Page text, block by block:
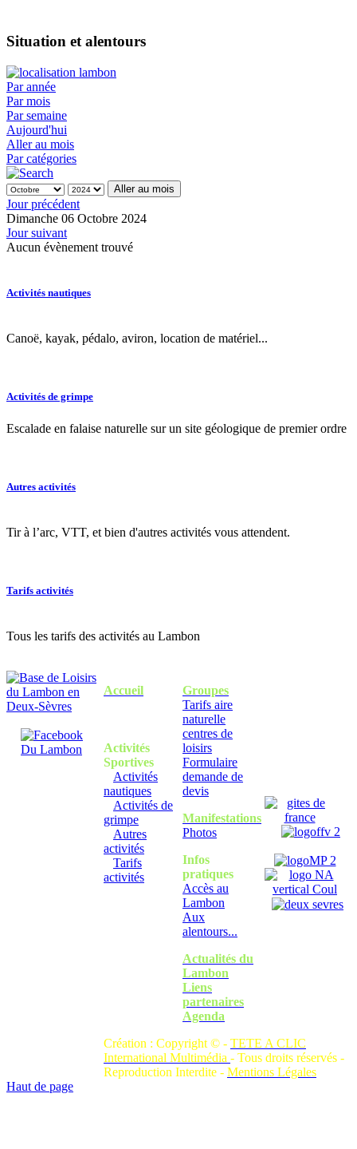
Situation et alentours
Par année
Par mois
Par semaine
Aujourd'hui
Aller au mois
Par catégories
Aller au mois
Jour précédent
Dimanche 06 Octobre 2024
Jour suivant
Aucun évènement trouvé
Activités nautiques
Canoë, kayak, pédalo, aviron, location de matériel...
Activités de grimpe
Escalade en falaise naturelle sur un site géologique de premier ordre
Autres activités
Tir à l’arc, VTT, et bien d'autres activités vous attendent.
Tarifs activités
Tous les tarifs des activités au Lambon
Accueil
Activités
Sportives
Activités
nautiques
Activités de
grimpe
Autres
activités
Tarifs
activités
Groupes
Tarifs aire
naturelle
centres de
loisirs
Formulaire
demande de
devis
Manifestations
Photos
Infos
pratiques
Accès au
Lambon
Aux
alentours...
Actualités du
Lambon
Liens
partenaires
Agenda
Création : Copyright © - TETE A CLIC
International Multimédia - Tous droits réservés -
Reproduction Interdite - Mentions Légales
Haut de page